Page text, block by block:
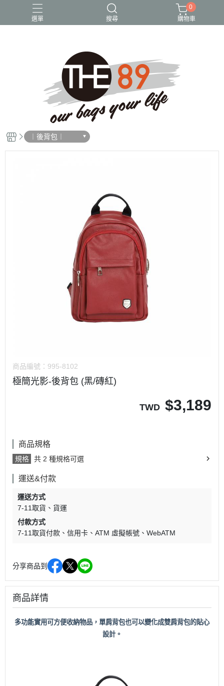
選單 搜尋
後背包 斜背包 水桶包 貓頭鷹
0
購物車
︱後背包︱
商品編號： 995-8102
極簡光影-後背包 (黑/磚紅)
TWD $3,189
商品規格
規格 共 2 種規格可選
運送&付款
運送方式
7-11取貨
貨運
付款方式
7-11取貨付款
信用卡 ATM 虛擬帳號 WebATM
分享商品到
商品詳情
多功能實用可方便收納物品，單肩背包也可以變化成雙肩背包的貼心
設計。